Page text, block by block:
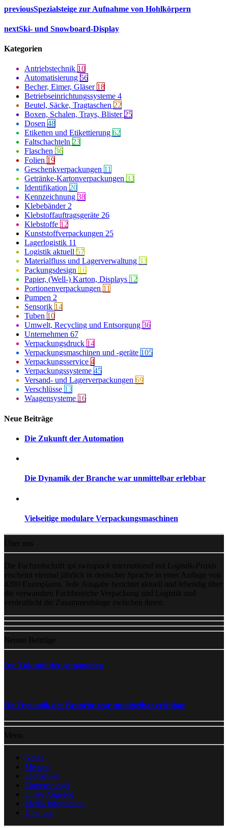
previousSpezialsteige zur Aufnahme von Hohlkörpern
nextSki- und Snowboard-Display
Kategorien
Antriebstechnik 10
Automatisierung 56
Becher, Eimer, Gläser 18
Betriebseinrichtungssysteme 4
Beutel, Säcke, Tragtaschen 22
Boxen, Schalen, Trays, Blister 25
Dosen 48
Etiketten und Etikettierung 62
Faltschachteln 23
Flaschen 36
Folien 19
Geschenkverpackungen 11
Getränke-Kartonverpackungen 33
Identifikation 20
Kennzeichnung 38
Klebebänder2
Klebstoffauftragsgeräte 26
Klebstoffe 12
Kunststoffverpackungen 25
Lagerlogistik 11
Logistik aktuell 57
Materialfluss und Lagerverwaltung 33
Packungsdesign 16
Papier, (Well-) Karton, Displays 12
Portionenverpackungen 11
Pumpen 2
Sensorik 14
Tuben 10
Umwelt, Recycling und Entsorgung 36
Unternehmen 67
Verpackungsdruck 14
Verpackungsmaschinen und -geräte 105
Verpackungsservice 4
Verpackungssysteme 45
Versand- und Lagerverpackungen 69
Verschlüsse 13
Waagensysteme 16
Neue Beiträge
Die Zukunft der Automation
Die Dynamik der Branche war unmittelbar erlebbar
Vielseitige modulare Verpackungsmaschinen
Über uns
Die Fachzeitschrift
spi swisspack international mit Logistik-Praxis
erscheint viermal jährlich in deutscher Sprache in einer Auflage von
4200 Exemplaren. Jede Ausgabe berichtet aktuell und lebendig über
die verwandten Fachbereiche Verpackung und Logistik und
verdeutlicht die Zusammenhänge zwischen ihnen.
Neuste Beiträge
Die Zukunft der Automation
Die Dynamik der Branche war unmittelbar erlebbar
Menu
News
Messen
Fachartikel
Firmenspiegel
Unser Angebot
Media Information
Über uns